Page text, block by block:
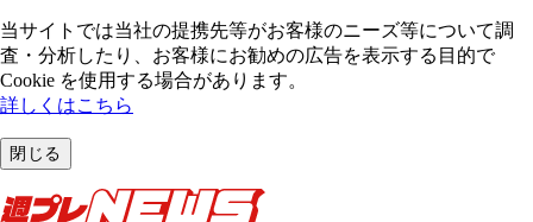
当サイトでは当社の提携先等がお客様のニーズ等について調
査・分析したり、お客様にお勧めの広告を表⽰する⽬的で
Cookie を使⽤する場合があります。
詳しくはこちら
閉じる